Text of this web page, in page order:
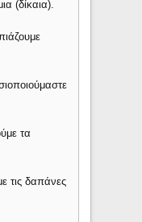
(δίκαια).
τα
δαπάνες